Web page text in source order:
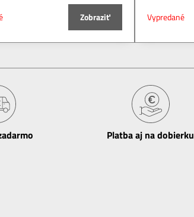
Zobraziť Vypredané
Platba aj na dobierku